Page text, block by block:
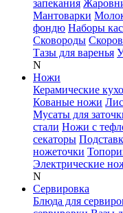
запекания
Мантоварки
фондю Наборы
Сковороды
Тазы для варенья
N
Ножи
Керамические
Кованые ножи
Мусаты для
стали Ножи с
секаторы
ножеточки
Электрические
N
Сервировка
Блюда для